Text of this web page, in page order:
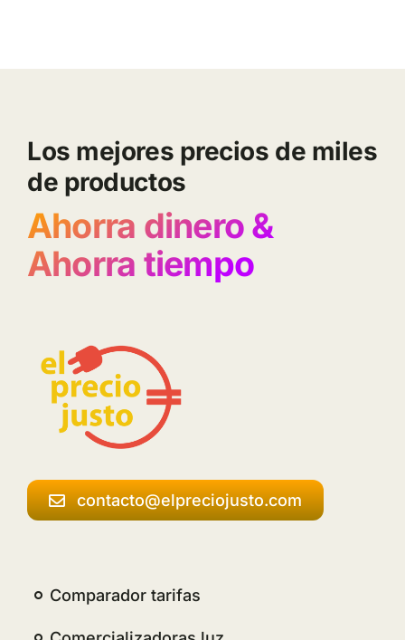
Los mejores precios de miles
de productos
Ahorra dinero &
Ahorra tiempo
contacto@elpreciojusto.com
Comparador tarifas